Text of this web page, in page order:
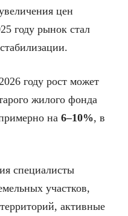
цен
году рынок стал
году рост может
жилого фонда
на 6–10%, в
специалисты
участков,
активные